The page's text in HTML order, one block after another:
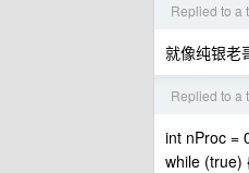
Replied to a
就像纯银老
Replied to a
int nProc =
while (true)